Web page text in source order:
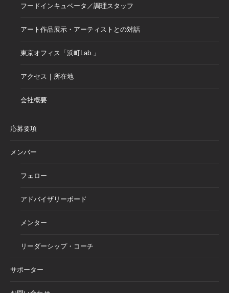
フードインキュベータ／調理スタッフ
アート作品展示・アーティストとの対話
東京オフィス「浜町Lab.」
アクセス｜所在地
会社概要
応募要項
メンバー
フェロー
アドバイザリーボード
メンター
リーダーシップ・コーチ
サポーター